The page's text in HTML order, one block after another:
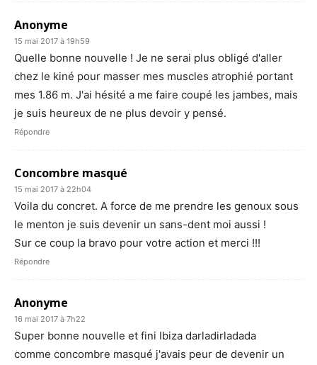
Anonyme
15 mai 2017 à 19h59
Quelle bonne nouvelle ! Je ne serai plus obligé d'aller
chez le kiné pour masser mes muscles atrophié portant
mes 1.86 m. J'ai hésité a me faire coupé les jambes, mais
je suis heureux de ne plus devoir y pensé.
Répondre
Concombre masqué
15 mai 2017 à 22h04
Voila du concret. A force de me prendre les genoux sous
le menton je suis devenir un sans-dent moi aussi !
Sur ce coup la bravo pour votre action et merci !!!
Répondre
Anonyme
16 mai 2017 à 7h22
Super bonne nouvelle et fini Ibiza darladirladada
comme concombre masqué j'avais peur de devenir un